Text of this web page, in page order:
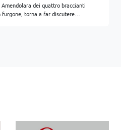
dei quattro braccianti
torna a far discutere…